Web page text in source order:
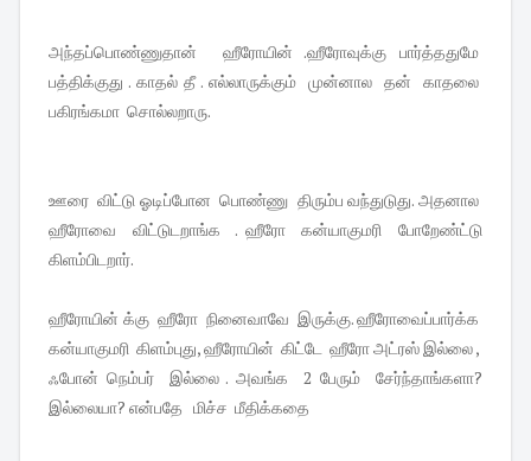
அந்தப்பொண்ணுதான் ஹீரோயின் .ஹீரோவுக்கு பார்த்ததுமே
பத்திக்குது . காதல் தீ . எல்லாருக்கும் முன்னால தன் காதலை
பகிரங்கமா சொல்லறாரு.
ஊரை விட்டு ஓடிப்போன பொண்ணு திரும்ப வந்துடுது. அதனால
ஹீரோவை விட்டுடறாங்க . ஹீரோ கன்யாகுமரி போறேண்ட்டு
கிளம்பிடறார்.
ஹீரோயின் க்கு ஹீரோ நினைவாவே இருக்கு. ஹீரோவைப்பார்க்க
கன்யாகுமரி கிளம்புது, ஹீரோயின் கிட்டே ஹீரோ அட்ரஸ் இல்லை ,
ஃபோன் நெம்பர் இல்லை . அவங்க 2 பேரும் சேர்ந்தாங்களா?
இல்லையா? என்பதே மிச்ச மீதிக்கதை